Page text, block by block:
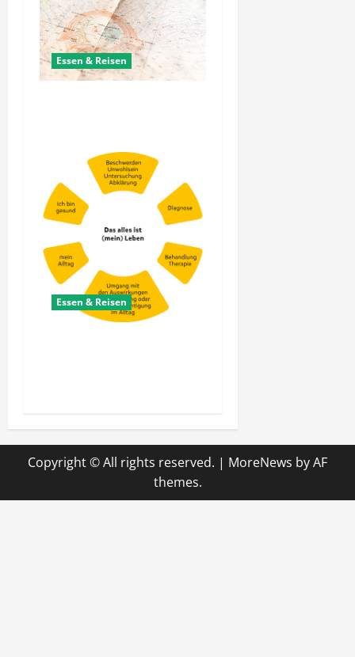
Essen & Reisen
Essen & Reisen
Copyright © All rights reserved. | MoreNews by AF
themes.